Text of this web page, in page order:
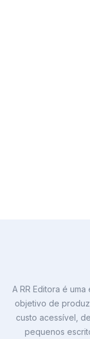
A RR Editora é
objetivo de
custo acessível,
pequenos